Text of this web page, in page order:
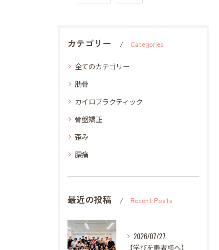
カテゴリー Categories
全てのカテゴリー
肋骨
カイロプラクティック
骨盤矯正
歪み
腰痛
最近の投稿 Recent Posts
2026/07/27
【学びを患者様へ】